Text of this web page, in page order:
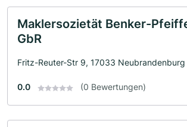
Maklersozietät Benker-
GbR
Fritz-Reuter-Str 9, 17033 Neubrandenburg
0.0 (0 Bewertungen)